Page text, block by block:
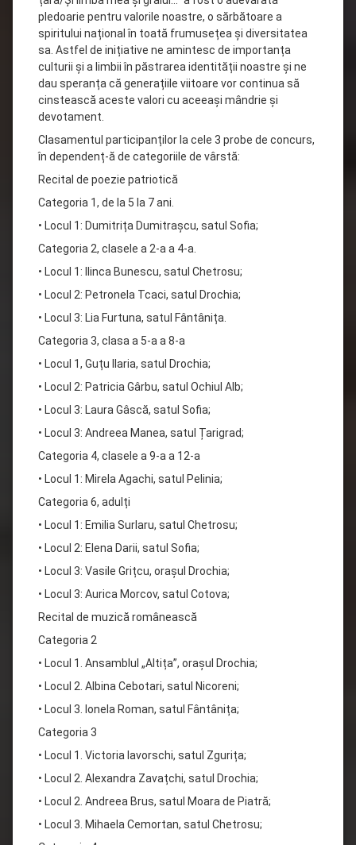
pledoarie pentru valorile noastre, o sărbătoare a
spiritului național în toată frumusețea și diversitatea
sa. Astfel de inițiative ne amintesc de importanța
culturii și a limbii în păstrarea identității noastre și ne
dau speranța că generațiile viitoare vor continua să
cinstească aceste valori cu aceeași mândrie și
devotament.
Clasamentul participanților la cele 3 probe de concurs,
în dependenț-ă de categoriile de vârstă:
Recital de poezie patriotică
Categoria 1, de la 5 la 7 ani.
• Locul 1: Dumitrița Dumitrașcu, satul Sofia;
Categoria 2, clasele a 2-a a 4-a.
• Locul 1: Ilinca Bunescu, satul Chetrosu;
• Locul 2: Petronela Tcaci, satul Drochia;
• Locul 3: Lia Furtuna, satul Fântânița.
Categoria 3, clasa a 5-a a 8-a
• Locul 1, Guțu Ilaria, satul Drochia;
• Locul 2: Patricia Gârbu, satul Ochiul Alb;
• Locul 3: Laura Gâscă, satul Sofia;
• Locul 3: Andreea Manea, satul Țarigrad;
Categoria 4, clasele a 9-a a 12-a
• Locul 1: Mirela Agachi, satul Pelinia;
Categoria 6, adulți
• Locul 1: Emilia Surlaru, satul Chetrosu;
• Locul 2: Elena Darii, satul Sofia;
• Locul 3: Vasile Grițcu, orașul Drochia;
• Locul 3: Aurica Morcov, satul Cotova;
Recital de muzică românească
Categoria 2
• Locul 1. Ansamblul „Altița”, orașul Drochia;
• Locul 2. Albina Cebotari, satul Nicoreni;
• Locul 3. Ionela Roman, satul Fântânița;
Categoria 3
• Locul 1. Victoria Iavorschi, satul Zgurița;
• Locul 2. Alexandra Zavațchi, satul Drochia;
• Locul 2. Andreea Brus, satul Moara de Piatră;
• Locul 3. Mihaela Cemortan, satul Chetrosu;